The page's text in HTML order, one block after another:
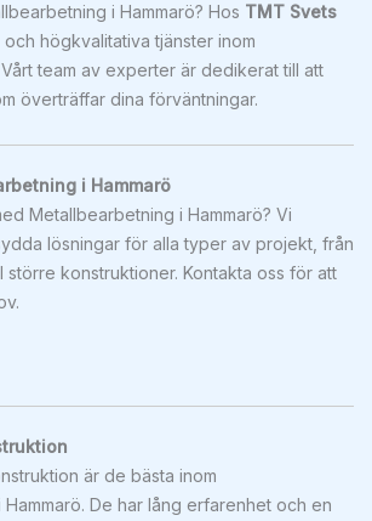
i Hammarö? Hos TMT Svets
högkvalitativa tjänster inom
team av experter är dedikerat till att
överträffar dina förväntningar.
i Hammarö
Metallbearbetning i Hammarö? Vi
lösningar för alla typer av projekt, från
större konstruktioner. Kontakta oss för att
är de bästa inom
De har lång erfarenhet och en